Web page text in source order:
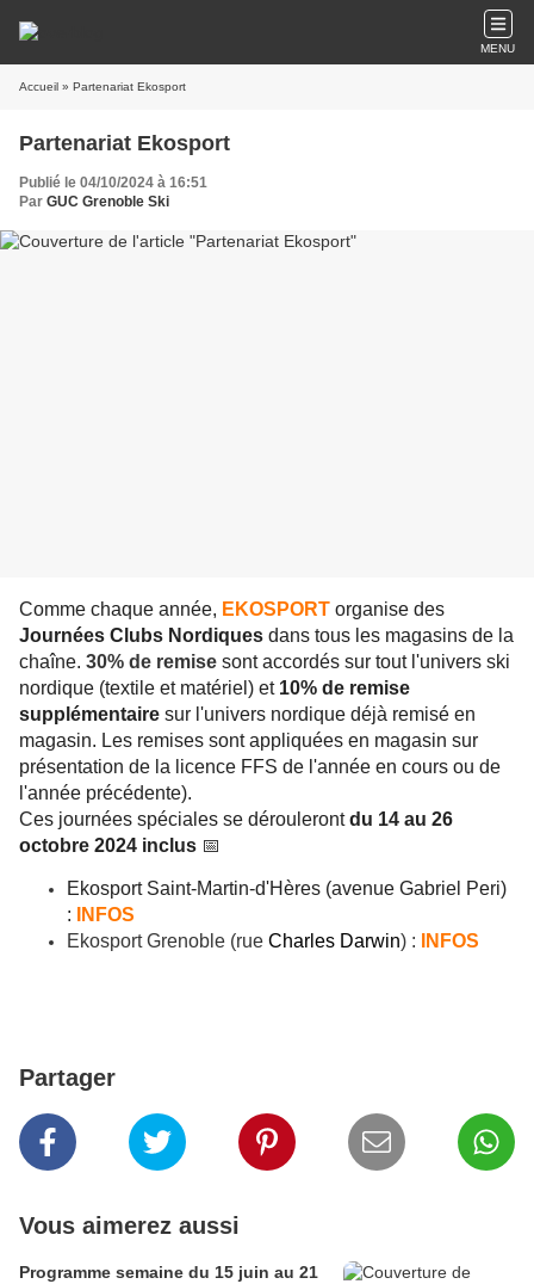
MENU
Accueil » Partenariat Ekosport
Partenariat Ekosport
Publié le 04/10/2024 à 16:51
Par GUC Grenoble Ski
Comme chaque année, EKOSPORT organise des
Journées Clubs Nordiques dans tous les magasins de la
chaîne. 30% de remise sont accordés sur tout l'univers ski
nordique (textile et matériel) et 10% de remise
supplémentaire sur l'univers nordique déjà remisé en
magasin. Les remises sont appliquées en magasin sur
présentation de la licence FFS de l'année en cours ou de
l'année précédente).
Ces journées spéciales se déroulerontdu 14 au 26
octobre 2024 inclus 📅
Ekosport Saint-Martin-d'Hères (avenue Gabriel Peri)
:
INFOS
Ekosport Grenoble (rue Charles Darwin) : INFOS
Partager
Vous aimerez aussi
Programme semaine du 15 juin au 21